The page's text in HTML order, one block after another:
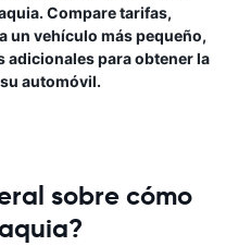
Compare tarifas,
un vehículo más pequeño,
adicionales para obtener la
automóvil.
sobre cómo